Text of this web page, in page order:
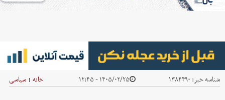
شناسه خبر: ۱۳۸۴۴۹۰ ۱۴۰۵/۰۲/۲۵ - ۱۲:۴۵ خانه | سیاسی